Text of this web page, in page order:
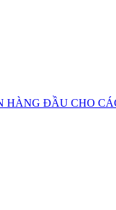
HÀNG ĐẦU CHO